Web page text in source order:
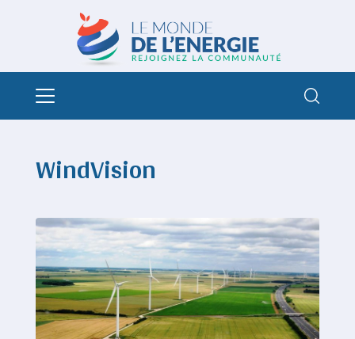
WindVision